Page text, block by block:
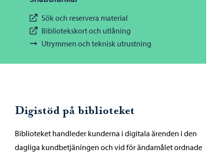
Sök och reservera material
Bibliotekskort och utlåning
Utrymmen och teknisk utrustning
Digistöd på biblioteket
Biblioteket handleder kunderna i digitala ärenden i den
dagliga kundbetjäningen och vid för ändamålet ordnade